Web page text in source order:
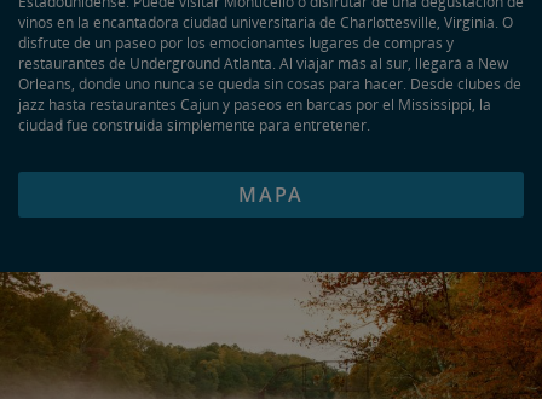
vinos en la encantadora ciudad universitaria de Charlottesville, Virginia. O
disfrute de un paseo por los emocionantes lugares de compras y
restaurantes de Underground Atlanta. Al viajar más al sur, llegará a New
Orleans, donde uno nunca se queda sin cosas para hacer. Desde clubes de
jazz hasta restaurantes Cajun y paseos en barcas por el Mississippi, la
ciudad fue construida simplemente para entretener.
MAPA